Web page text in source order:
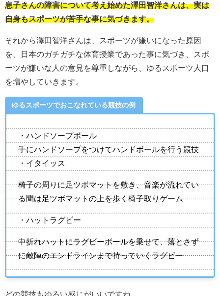
息子さんの障害について考え始めた澤田智洋さんは、実は
自身もスポーツが苦手な事に気づきます。
それから澤田智洋さんは、スポーツが嫌いになった原因
を、日本のガチガチな体育授業であった事に気づき、スポ
ーツが嫌いな人の意見を尊重しながら、ゆるスポーツ人口
を増やしていきます。
ゆるスポーツでおこなれている競技の例
・ハンドソープボール
手にハンドソープをつけてハンドボールを行う競技
・イタイッス
椅子の周りに足ツボマットを敷き、音楽が流れてい
る間は足ツボマットの上を歩く椅子取りゲーム
・ハットラグビー
中折れハットにラグビーボールを乗せて、落とさず
に敵陣のエンドラインまで持っていくラグビー
どの競技もゆるい感じがいいですね。